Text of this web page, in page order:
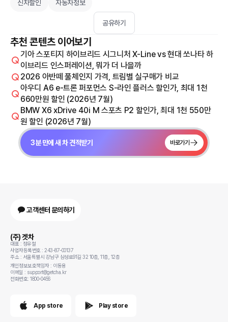
신차할인 자동차정보
공유하기
추천 콘텐츠 이어보기
기아 스포티지 하이브리드 시그니처 X-Line vs 현대 쏘나타 하
이브리드 인스퍼레이션, 뭐가 더 나을까
2026 아반떼 풀체인지 가격, 트림별 실구매가 비교
아우디 A6 e-트론 퍼포먼스 S-라인 플러스 할인가, 최대 1천
660만원 할인 (2026년 7월)
BMW X6 xDrive 40i M 스포츠 P2 할인가, 최대 1천 550만
원 할인 (2026년 7월)
3분 만에 새 차 견적받기 바로가기
고객센터 문의하기
(주) 겟차
대표 : 정유철
사업자등록번호 : 243-87-00137
주소 : 서울특별시 강남구 삼성로91길 32 10층, 11층, 12층
개인정보보호책임자 : 이동용
이메일 : support@getcha.kr
전화번호: 1800-0456
App store Play store